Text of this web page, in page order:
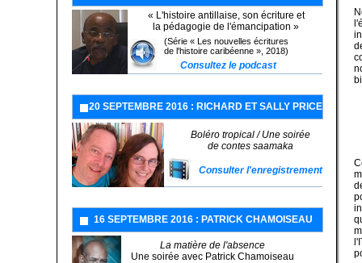
Consulter l'enregistrement
Une soirée avec Patrick Chamoiseau
16 SEPTEMBRE 2016 : PATRICK CHAMOISEAU
La matière de l'absence
Une soirée avec Patrick Chamoiseau
Boléro tropical / Une soirée
de contes saamaka
Consulter l'enregistrement
« L'histoire antillaise, son écriture et
la pédagogie de l'émancipation »
20 SEPTEMBRE 2016 : RICHARD ET SALLY PRICE
(Série « Les nouvelles écritures
de l'histoire caribéenne », 2018)
Consultez le podcast